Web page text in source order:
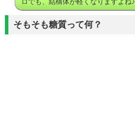
そもそも糖質って何？